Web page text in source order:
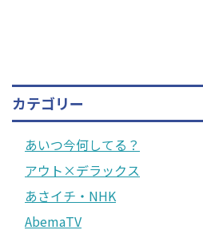
カテゴリー
あいつ今何してる？
アウト×デラックス
あさイチ・NHK
AbemaTV